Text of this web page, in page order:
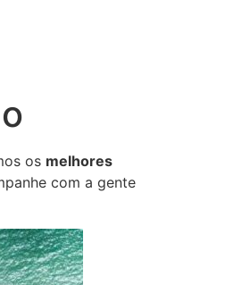
os melhores
com a gente